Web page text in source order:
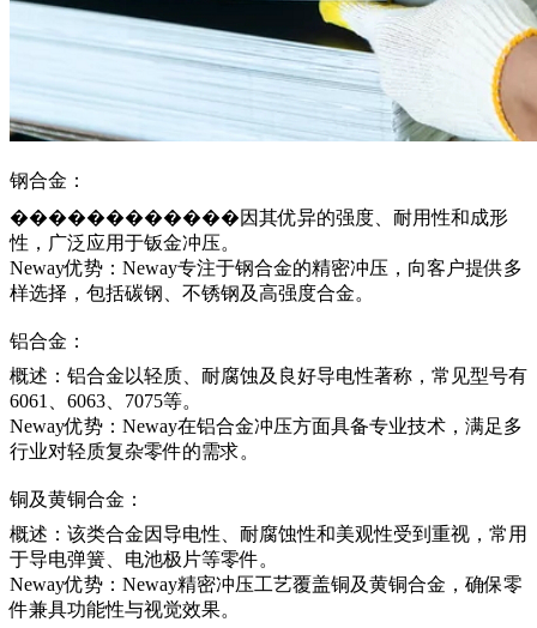
钢合金：
������������因其优异的强度、耐用性和成形
性，广泛应用于钣金冲压。
Neway优势：Neway专注于钢合金的精密冲压，向客户提供多
样选择，包括碳钢、不锈钢及高强度合金。
铝合金：
概述：铝合金以轻质、耐腐蚀及良好导电性著称，常见型号有
6061、6063、7075等。
Neway优势：Neway在铝合金冲压方面具备专业技术，满足多
行业对轻质复杂零件的需求。
铜及黄铜合金：
概述：该类合金因导电性、耐腐蚀性和美观性受到重视，常用
于导电弹簧、电池极片等零件。
Neway优势：Neway精密冲压工艺覆盖铜及黄铜合金，确保零
件兼具功能性与视觉效果。